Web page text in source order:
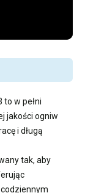
to w pełni
jakości ogniw
i długą
tak, aby